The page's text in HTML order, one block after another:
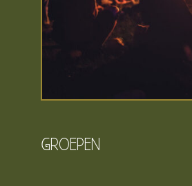
Groepen